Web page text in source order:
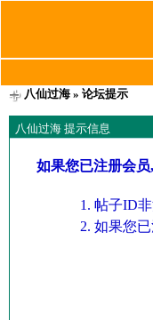
八仙过海» 论坛提示
八仙过海 提示信息
如果您已注册会
帖子ID
如果您